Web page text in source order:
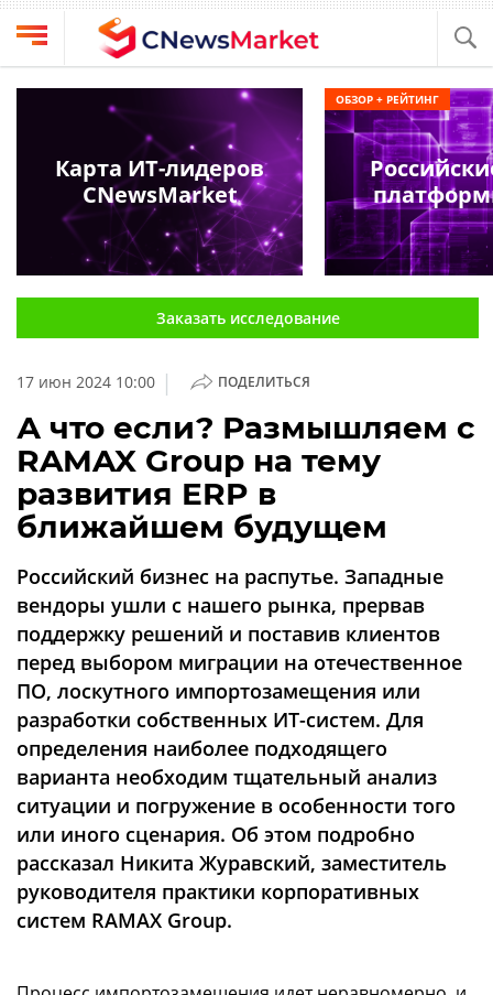
Выбрать
провайдера
Компании
обзоры
О
проекте
CNews
Аналитика
Конференции
Техника
ТВ
Об
издании
Реклама
Вакансии
Контакты
Max
Telegram
Дзен
VK
Rutube
CNews
Конференции
Техника
Заказать исследование
17 июн 2024 10:00 | ПОДЕЛИТЬСЯ
А что если? Размышляем с
RAMAX Group на тему
развития ERP в
ближайшем будущем
Российский бизнес на распутье. Западные
вендоры ушли с нашего рынка, прервав
поддержку решений и поставив клиентов
перед выбором миграции на отечественное
ПО, лоскутного импортозамещения или
разработки собственных ИТ-систем. Для
определения наиболее подходящего
варианта необходим тщательный анализ
ситуации и погружение в особенности того
или иного сценария. Об этом подробно
рассказал Никита Журавский, заместитель
руководителя практики корпоративных
систем RAMAX Group.
Карта ИТ-лидеров
CNewsMarket
ОБЗОР + РЕЙТИНГ